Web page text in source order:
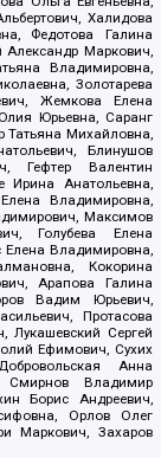
Халидова
Федотова Галина
Александр Маркович,
Владимировна,
Золотарева
Жемкова Елена
Юрьевна, Саранг
Татьяна Михайловна,
Блинушов
Гефтер Валентин
Ирина Анатольевна,
Владимировна,
Максимов
Голубева Елена
Елена Владимировна,
Кокорина
Арапова Галина
Вадим Юрьевич,
Протасова
Лукашевский Сергей
Ефимович, Сухих
Анна
Смирнов Владимир
Борис Андреевич,
Орлов Олег
Маркович, Захаров